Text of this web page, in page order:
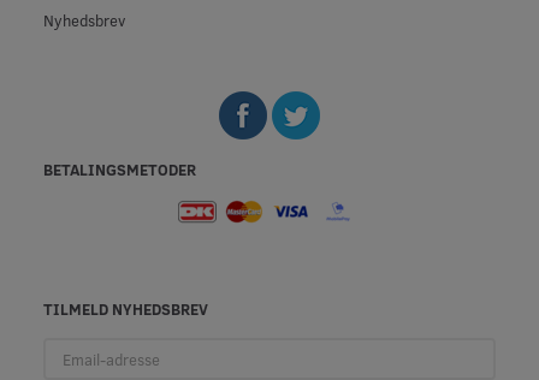
Nyhedsbrev
BETALINGSMETODER
TILMELD NYHEDSBREV
adresse